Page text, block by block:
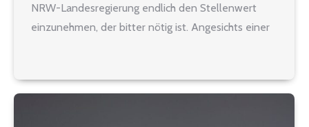
NRW-Landesregierung endlich den Stellenwert
einzunehmen, der bitter nötig ist. Angesichts einer
gegen Schulpersonal oder Mitschüler und